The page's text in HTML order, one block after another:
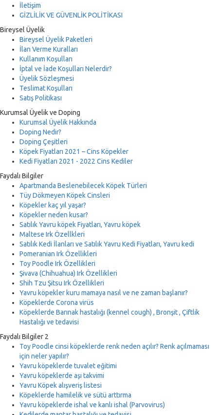
İletişim
GİZLİLİK VE GÜVENLİK POLİTİKASI
Bireysel Üyelik
Bireysel Üyelik Paketleri
İlan Verme Kuralları
Kullanım Koşulları
İptal ve İade Koşulları Nelerdir?
Üyelik Sözleşmesi
Teslimat Koşulları
Satış Politikası
Kurumsal Üyelik ve Doping
Kurumsal Üyelik Hakkında
Doping Nedir?
Doping Çeşitleri
Köpek Fiyatları 2021 – Cins Köpekler
Kedi Fiyatları 2021 - 2022 Cins Kediler
Faydalı Bilgiler
Apartmanda Beslenebilecek Köpek Türleri
Tüy Dökmeyen Köpek Cinsleri
Köpekler kaç yıl yaşar?
Köpekler neden kusar?
Satılık Yavru köpek Fiyatları, Yavru köpek
Maltese Irk Özellkleri
Satılık Kedi İlanları ve Satılık Yavru Kedi Fiyatları, Yavru kedi
Pomeranian Irk Özellikleri
Toy Poodle Irk Özellikleri
Şivava (Chihuahua) Irk Özellikleri
Shih Tzu Şitsu Irk Özellikleri
Yavru köpekler kuru mamaya nasıl ve ne zaman başlanır?
Köpeklerde Corona virüs
Köpeklerde Barınak hastalığı (kennel cough) , Bronşit , Çiftlik
Hastalığı ve tedavisi
Faydalı Bilgiler 2
Toy Poodle cinsi köpeklerde renk neden açılır? Renk açılmaması
için neler yapılır?
Yavru köpeklerde tuvalet eğitimi
Yavru köpeklerde aşı takvimi
Yavru Köpek alışveriş listesi
Köpeklerde hamilelik ve sütü arttırma
Yavru köpeklerde ishal ve kanlı ishal (Parvovirus)